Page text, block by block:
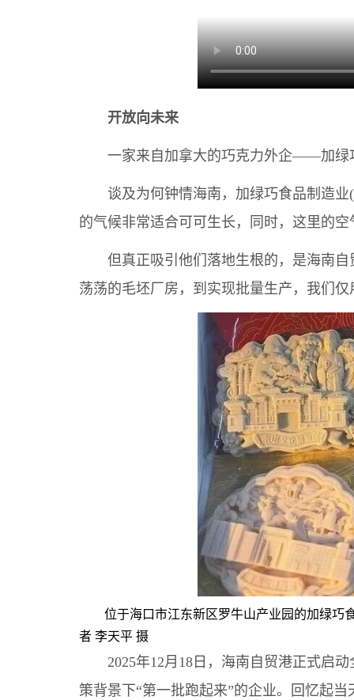
开放向未来
一家来自加拿大的巧克力外企——加绿
谈及为何钟情海南，加绿巧食品制造业(
的气候非常适合可可生长，同时，这里的
但真正吸引他们落地生根的，是海南自
荡荡的毛坯厂房，到实现批量生产，我们
位于海口市江东新区罗牛山产业园的加绿巧
者 李天平 摄
2025年12月18日，海南自贸港正式启动
策背景下“第一批跑起来”的企业。回忆起